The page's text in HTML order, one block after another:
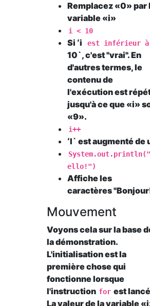
Remplacez «0» par
variable «i»
i < 10
Si ʻi est inférieur à
10`, c'est "vrai". En
d'autres termes, le
contenu de
l'exécution est
jusqu'à ce que «i»
«9».
i++
ʻI` est augmenté de
ello!")
Affiche les
caractères
Mouvement
Voyons cela sur la base
la démonstration.
L'initialisation est la
première chose qui
fonctionne lorsque
l'instruction for est
La valeur de la variable